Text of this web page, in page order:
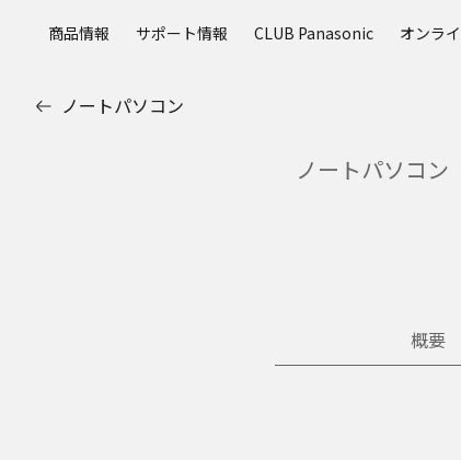
商品情報 サポート情報 CLUB Panasonic オンラ
ノートパソコン
ノートパソコン
概要